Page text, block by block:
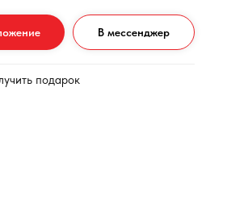
В мессенджер
подарок